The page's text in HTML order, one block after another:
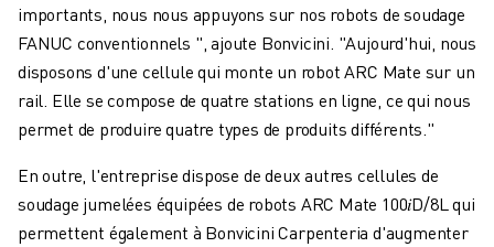
importants, nous nous appuyons sur nos robots de soudage
FANUC conventionnels ", ajoute Bonvicini. "Aujourd'hui, nous
disposons d'une cellule qui monte un robot ARC Mate sur un
rail. Elle se compose de quatre stations en ligne, ce qui nous
permet de produire quatre types de produits différents."
En outre, l'entreprise dispose de deux autres cellules de
soudage jumelées équipées de robots ARC Mate 100𝑖D/8L qui
permettent également à Bonvicini Carpenteria d'augmenter